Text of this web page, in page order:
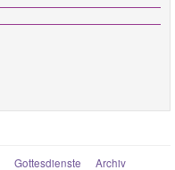
Gottesdienste Archiv